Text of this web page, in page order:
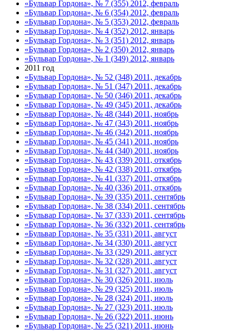
«Бульвар Гордона», № 7 (355) 2012, февраль
«Бульвар Гордона», № 6 (354) 2012, февраль
«Бульвар Гордона», № 5 (353) 2012, февраль
«Бульвар Гордона», № 4 (352) 2012, январь
«Бульвар Гордона», № 3 (351) 2012, январь
«Бульвар Гордона», № 2 (350) 2012, январь
«Бульвар Гордона», № 1 (349) 2012, январь
2011 год
«Бульвар Гордона», № 52 (348) 2011, декабрь
«Бульвар Гордона», № 51 (347) 2011, декабрь
«Бульвар Гордона», № 50 (346) 2011, декабрь
«Бульвар Гордона», № 49 (345) 2011, декабрь
«Бульвар Гордона», № 48 (344) 2011, ноябрь
«Бульвар Гордона», № 47 (343) 2011, ноябрь
«Бульвар Гордона», № 46 (342) 2011, ноябрь
«Бульвар Гордона», № 45 (341) 2011, ноябрь
«Бульвар Гордона», № 44 (340) 2011, ноябрь
«Бульвар Гордона», № 43 (339) 2011, откябрь
«Бульвар Гордона», № 42 (338) 2011, откябрь
«Бульвар Гордона», № 41 (337) 2011, откябрь
«Бульвар Гордона», № 40 (336) 2011, откябрь
«Бульвар Гордона», № 39 (335) 2011, сентябрь
«Бульвар Гордона», № 38 (334) 2011, сентябрь
«Бульвар Гордона», № 37 (333) 2011, сентябрь
«Бульвар Гордона», № 36 (332) 2011, сентябрь
«Бульвар Гордона», № 35 (331) 2011, август
«Бульвар Гордона», № 34 (330) 2011, август
«Бульвар Гордона», № 33 (329) 2011, август
«Бульвар Гордона», № 32 (328) 2011, август
«Бульвар Гордона», № 31 (327) 2011, август
«Бульвар Гордона», № 30 (326) 2011, июль
«Бульвар Гордона», № 29 (325) 2011, июль
«Бульвар Гордона», № 28 (324) 2011, июль
«Бульвар Гордона», № 27 (323) 2011, июль
«Бульвар Гордона», № 26 (322) 2011, июнь
«Бульвар Гордона», № 25 (321) 2011, июнь